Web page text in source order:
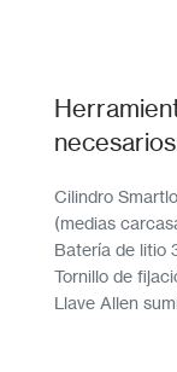
Cilindro
(medias
Batería de litio
Tornillo de
Llave Allen